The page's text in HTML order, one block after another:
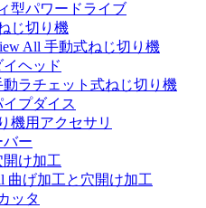
型パワードライブ
じ切り機
All 手動式ねじ切り機
イヘッド
動ラチェット式ねじ切り機
イプダイス
機用アクセサリ
バー
け加工
曲げ加工と穴開け加工
ッタ